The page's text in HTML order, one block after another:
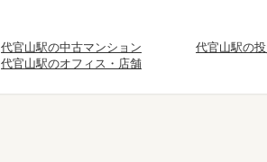
代官山駅の中古マンション
代官山駅の
代官山駅のオフィス・店舗